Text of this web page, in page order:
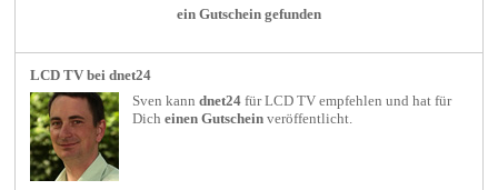
ein Gutschein gefunden
LCD TV bei dnet24
Sven kanndnet24 fürLCD TV empfehlen und hat für
Dicheinen Gutschein veröffentlicht.